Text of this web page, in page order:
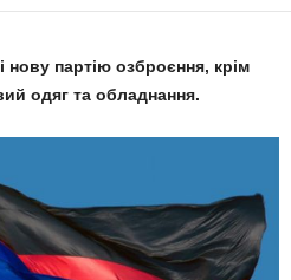
нову партію озброєння, крім
одяг та обладнання.